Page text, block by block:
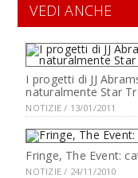
VEDI ANCHE
I progetti di JJ
naturalmente Star
NOTIZIE / 13/01/2011
Fringe, The Event:
NOTIZIE / 24/11/2010